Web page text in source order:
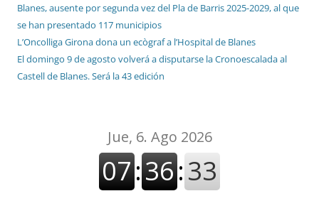
Blanes, ausente por segunda vez del Pla de Barris 2025-2029, al que
se han presentado 117 municipios
L’Oncolliga Girona dona un ecògraf a l’Hospital de Blanes
El domingo 9 de agosto volverá a disputarse la Cronoescalada al
Castell de Blanes. Será la 43 edición